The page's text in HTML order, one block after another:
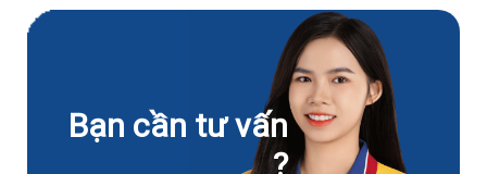
Bạn cần tư vấn
?